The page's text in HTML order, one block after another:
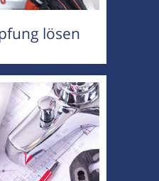
lösen